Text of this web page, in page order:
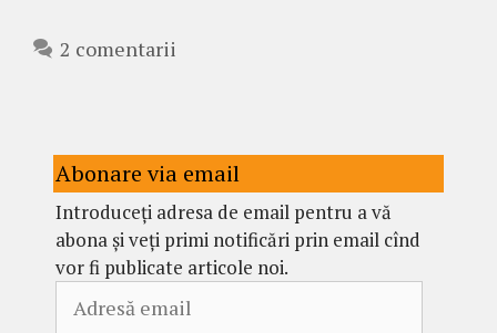
2 comentarii
Abonare via email
Introduceți adresa de email pentru a vă
abona și veți primi notificări prin email cînd
vor fi publicate articole noi.
email